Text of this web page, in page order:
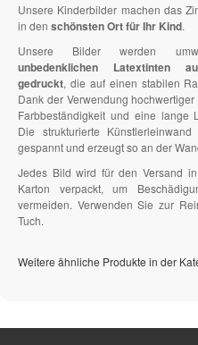
Unsere Kinderbilder machen das
in den schönsten Ort für Ihr Kind.
Unsere Bilder werden
unbedenklichen Latextinten
gedruckt, die auf einen stabilen
Dank der Verwendung
Farbbeständigkeit und eine lange
Die strukturierte
gespannt und erzeugt so an der
Jedes Bild wird für den Versand
Karton verpackt, um
vermeiden. Verwenden Sie zur
Tuch.
Weitere ähnliche Produkte in der